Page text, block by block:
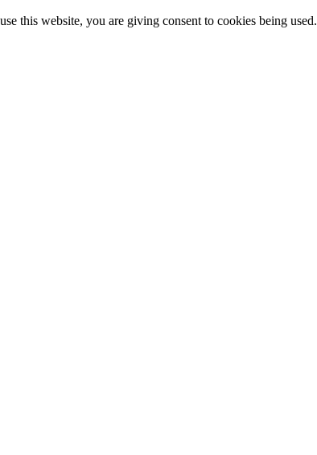
this website, you are giving consent to cookies being used.